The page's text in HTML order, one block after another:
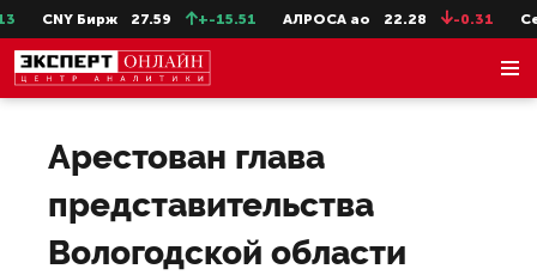
CNY Бирж 27.59 +-15.51 АЛРОСА ао 22.28 -0.31
Арестован глава
представительства
Вологодской области